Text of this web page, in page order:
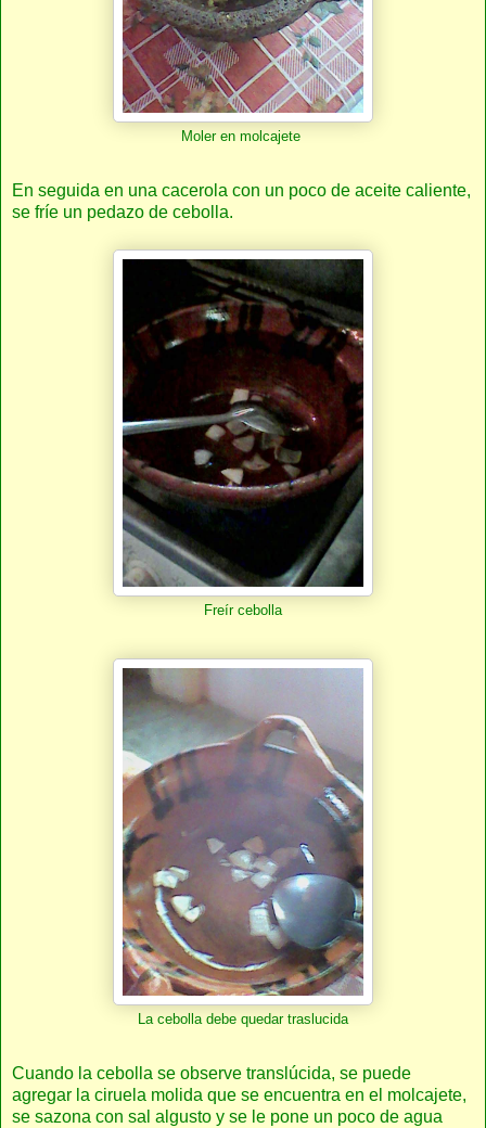
Moler en molcajete
En seguida en una cacerola con un poco de aceite caliente,
se fríe un pedazo de cebolla.
Freír cebolla
La cebolla debe quedar traslucida
Cuando la cebolla se observe translúcida, se puede
agregar la ciruela molida que se encuentra en el molcajete,
se sazona con sal algusto y se le pone un poco de agua